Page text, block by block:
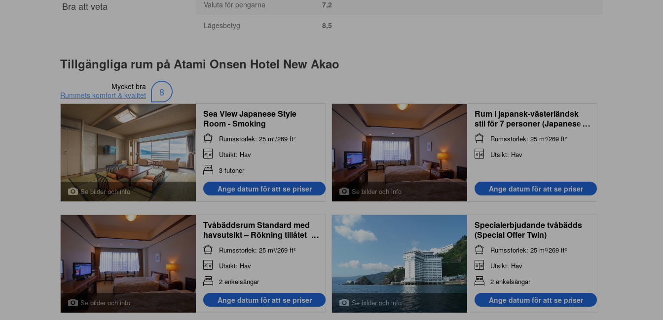
Bra att veta Valuta för pengarna 7,2
Lägesbetyg 8,5
Tillgängliga rum på Atami Onsen Hotel New Akao
Mycket bra
Rummets komfort & kvalitet
8
Se bilder och info
Sea View Japanese Style
Room - Smoking
Rumsstorlek: 25 m²/269 ft²
Utsikt: Hav
3 futoner
Ange datum för att se priser Se bilder och info
Rum i japansk-västerländsk
stil för 7 personer (Japanese
Western Style Room for 7
People)
...
Rumsstorlek: 25 m²/269 ft²
Utsikt: Hav
Ange datum för att se priser
Se bilder och info
Tvåbäddsrum Standard med
havsutsikt – Rökning tillåtet
(Standard Sea View Twin
Room - Smoking)
...
Rumsstorlek: 25 m²/269 ft²
Utsikt: Hav
2 enkelsängar
Ange datum för att se priser Se bilder och info
Specialerbjudande tvåbädds
(Special Offer Twin)
Rumsstorlek: 25 m²/269 ft²
Utsikt: Hav
2 enkelsängar
Ange datum för att se priser